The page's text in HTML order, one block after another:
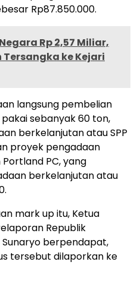
Rp87.850.000.
Rp 2,57 Miliar,
Tersangka ke Kejari
langsung pembelian
sebanyak 60 ton,
berkelanjutan atau SPP
proyek pengadaan
PC, yang
berkelanjutan atau
mark up itu, Ketua
Republik
berpendapat,
tersebut dilaporkan ke